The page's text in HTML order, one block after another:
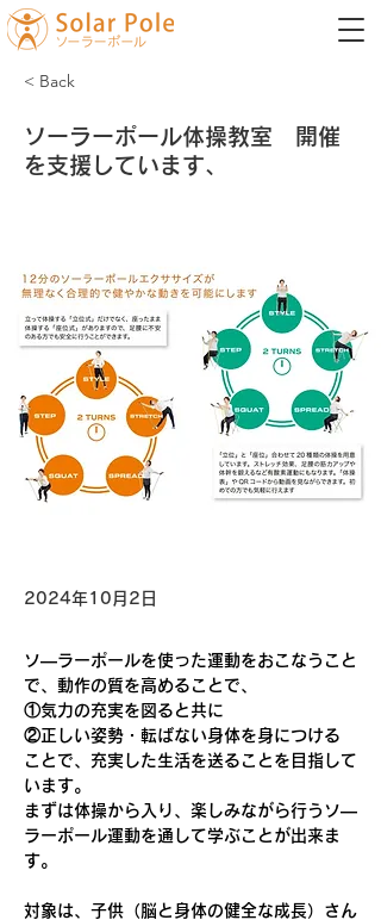
< Back
ソーラーポール体操教室 開催
を支援しています、
2024年10月2日
ソ―ラーポールを使った運動をおこなうこと
で、動作の質を高めることで、
①気力の充実を図ると共に
②正しい姿勢・転ばない身体を身につける
ことで、充実した生活を送ることを目指して
います。
まずは体操から入り、楽しみながら行うソ―
ラーポール運動を通して学ぶことが出来ま
す。
対象は、 子供（脳と身体の健全な成長）さん